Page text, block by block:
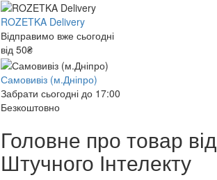
ROZETKA Delivery
Відправимо вже сьогодні
від 50₴
Самовивіз (м.Дніпро)
Забрати сьогодні до 17:00
Безкоштовно
Головне про товар від
Штучного Інтелекту